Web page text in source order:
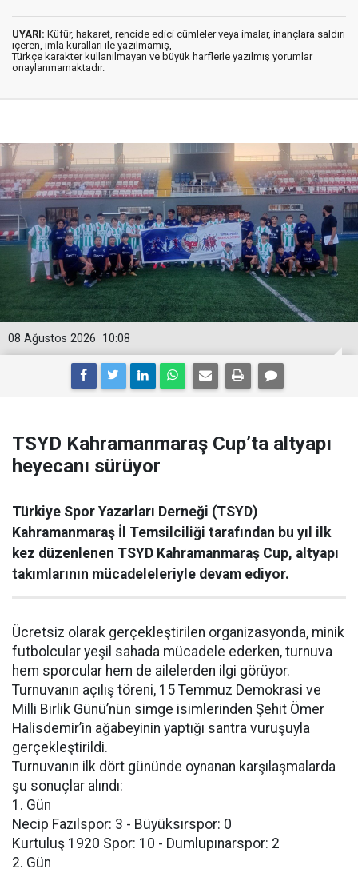
UYARI: Küfür, hakaret, rencide edici cümleler veya imalar, inançlara saldırı
içeren, imla kuralları ile yazılmamış,
Türkçe karakter kullanılmayan ve büyük harflerle yazılmış yorumlar
onaylanmamaktadır.
10:08
08 Ağustos 2026
TSYD Kahramanmaraş Cup’ta altyapı
heyecanı sürüyor
Türkiye Spor Yazarları Derneği (TSYD)
Kahramanmaraş İl Temsilciliği tarafından bu yıl ilk
kez düzenlenen TSYD Kahramanmaraş Cup, altyapı
takımlarının mücadeleleriyle devam ediyor.
Ücretsiz olarak gerçekleştirilen organizasyonda, minik
futbolcular yeşil sahada mücadele ederken, turnuva
hem sporcular hem de ailelerden ilgi görüyor.
Turnuvanın açılış töreni, 15 Temmuz Demokrasi ve
Milli Birlik Günü’nün simge isimlerinden Şehit Ömer
Halisdemir’in ağabeyinin yaptığı santra vuruşuyla
gerçekleştirildi.
Turnuvanın ilk dört gününde oynanan karşılaşmalarda
şu sonuçlar alındı:
1. Gün
Necip Fazılspor: 3 - Büyüksırspor: 0
Kurtuluş 1920 Spor: 10 - Dumlupınarspor: 2
2. Gün